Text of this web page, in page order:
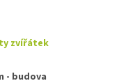
zvířátek
- budova